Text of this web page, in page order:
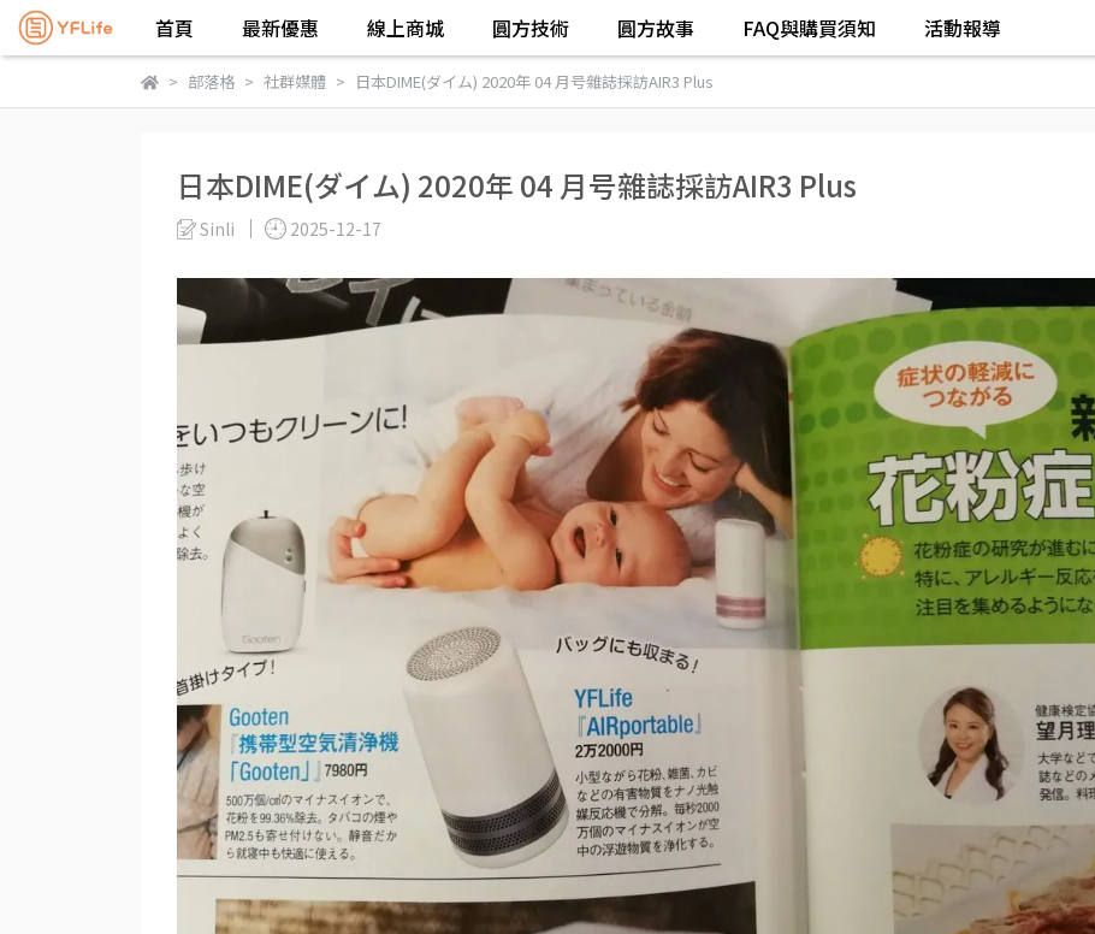
首頁 最新優惠 線上商城 圓方技術 圓方故事 FAQ與購買須知 活動報導
部落格 社群媒體 日本DIME(ダイム) 2020年 04 月号雜誌採訪AIR3 Plus
日本DIME(ダイム) 2020年 04 月号雜誌採訪AIR3 Plus
Sinli 2025-12-17